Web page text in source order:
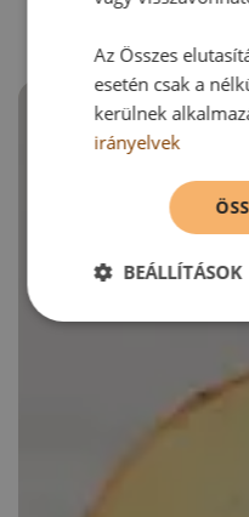
Az Összes
esetén csak a
kerülnek
irányelvek
BEÁLLÍTÁSOK